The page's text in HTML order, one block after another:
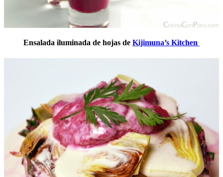
Ensalada iluminada de hojas de Kijimuna’s Kitchen